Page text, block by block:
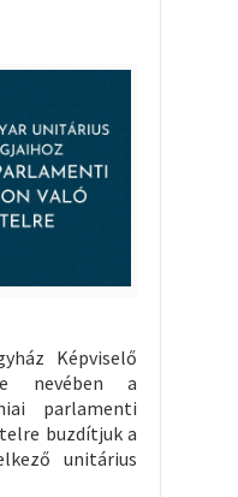
Képviselő
nevében a
parlamenti
buzdítjuk a
unitárius